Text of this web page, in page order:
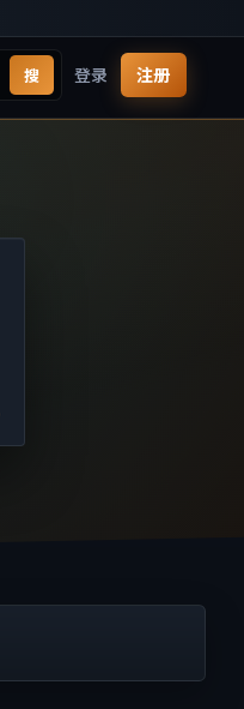
搜 登录 注册